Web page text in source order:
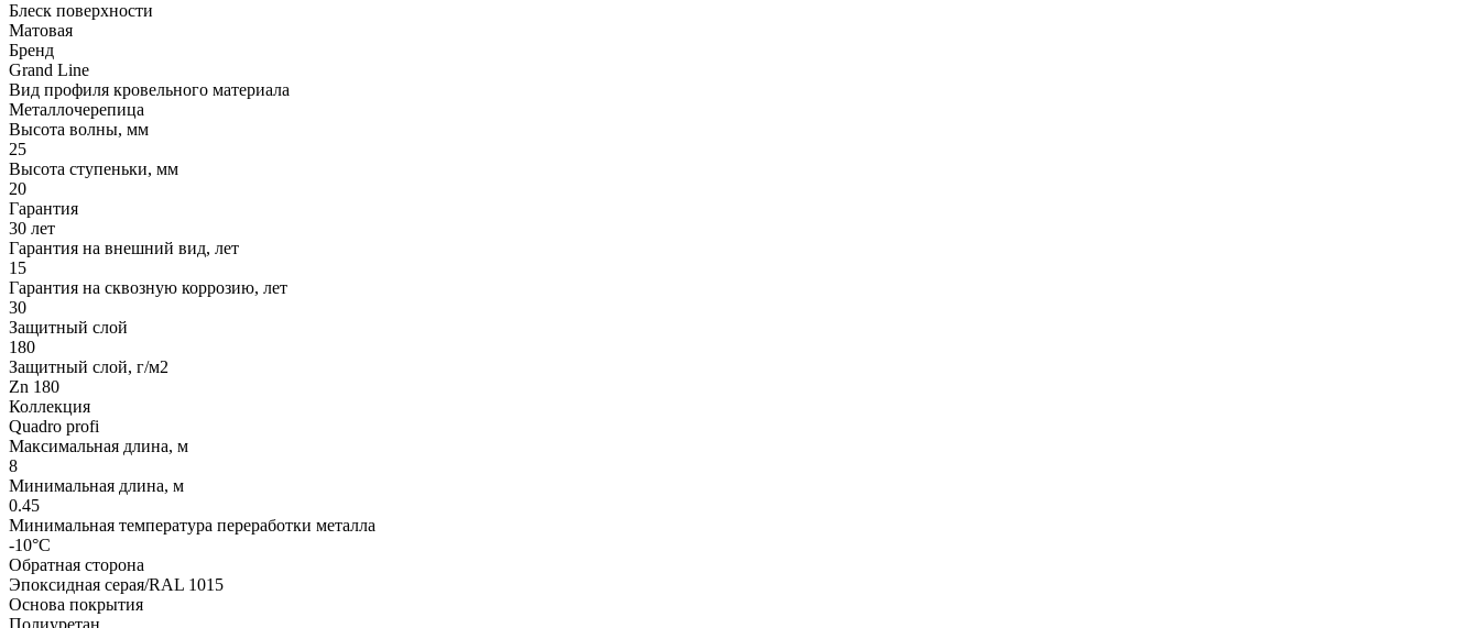
Блеск поверхности
Матовая
Бренд
Grand Line
Вид профиля кровельного материала
Металлочерепица
Высота волны, мм
25
Высота ступеньки, мм
20
Гарантия
30 лет
Гарантия на внешний вид, лет
15
Гарантия на сквозную коррозию, лет
30
Защитный слой
180
Защитный слой, г/м2
Zn 180
Коллекция
Quadro profi
Максимальная длина, м
8
Минимальная длина, м
0.45
Минимальная температура переработки металла
-10°С
Обратная сторона
Эпоксидная серая/RAL 1015
Основа покрытия